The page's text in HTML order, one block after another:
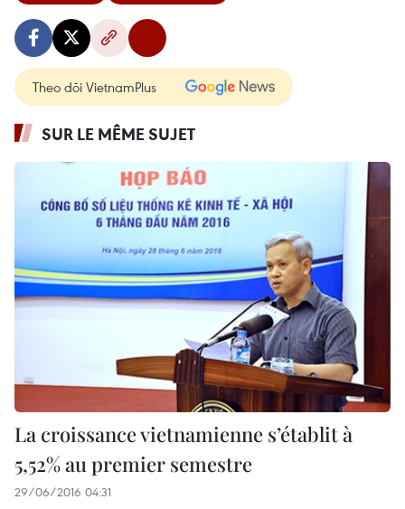
Theo dõi VietnamPlus
SUR LE MÊME SUJET
La croissance vietnamienne s’établit à
5,52% au premier semestre
29/06/2016 04:31